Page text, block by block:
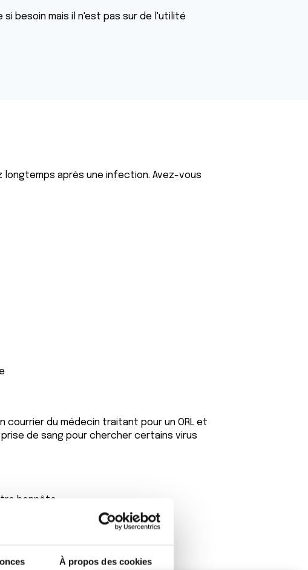
À propos des cookies
si besoin mais il n'est pas sur de l'utilité
longtemps après une infection. Avez-vous
courrier du médecin traitant pour un ORL et
de sang pour chercher certains virus
honnête